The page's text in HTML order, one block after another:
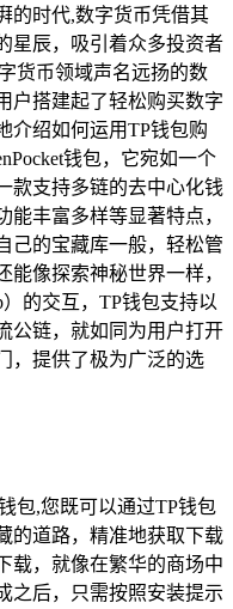
的时代,数字货币凭借其
星辰，吸引着众多投资者
货币领域声名远扬的数
户搭建起了轻松购买数字
介绍如何运用TP钱包购
钱包，它宛如一个
款支持多链的去中心化钱
丰富多样等显著特点，
己的宝藏库一般，轻松管
像探索神秘世界一样，
的交互，TP钱包支持以
公链，就如同为用户打开
，提供了极为广泛的选
包,您既可以通过TP钱包
的道路，精准地获取下载
载，就像在繁华的商场中
之后，只需按照安装提示